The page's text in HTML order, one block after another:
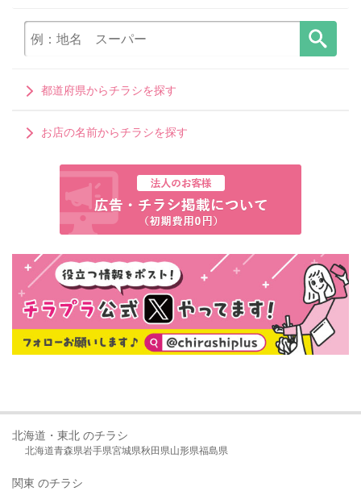
都道府県からチラシを探す
お店の名前からチラシを探す
北海道・東北 のチラシ
北海道青森県岩手県宮城県秋田県山形県福島県
関東 のチラシ